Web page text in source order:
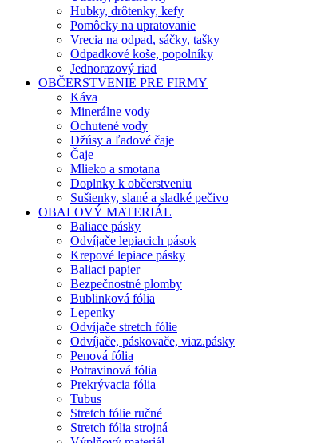
Hubky, drôtenky, kefy
Pomôcky na upratovanie
Vrecia na odpad, sáčky, tašky
Odpadkové koše, popolníky
Jednorazový riad
OBČERSTVENIE PRE FIRMY
Káva
Minerálne vody
Ochutené vody
Džúsy a ľadové čaje
Čaje
Mlieko a smotana
Doplnky k občerstveniu
Sušienky, slané a sladké pečivo
OBALOVÝ MATERIÁL
Baliace pásky
Odvíjače lepiacich pások
Krepové lepiace pásky
Baliaci papier
Bezpečnostné plomby
Bublinková fólia
Lepenky
Odvíjače stretch fólie
Odvíjače, páskovače, viaz.pásky
Penová fólia
Potravinová fólia
Prekrývacia fólia
Tubus
Stretch fólie ručné
Stretch fólia strojná